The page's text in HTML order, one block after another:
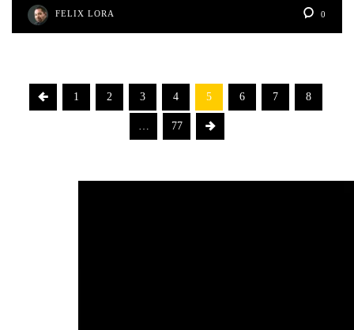
FELIX LORA 0
1 2 3 4 5 6 7 8
… 77